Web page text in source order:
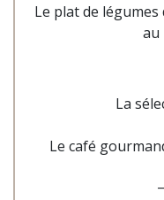
Le plat de
au
La
Le café